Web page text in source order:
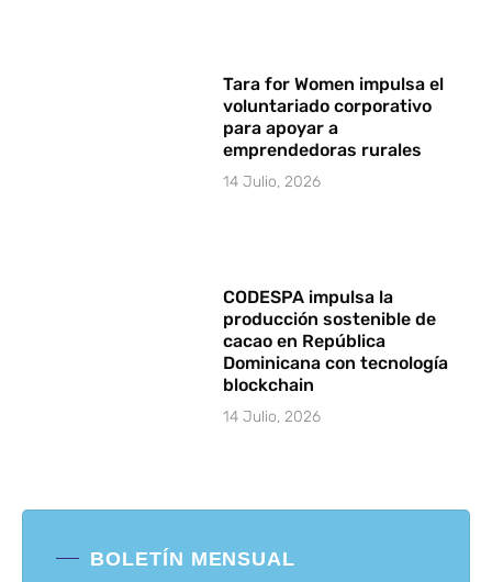
Tara for Women impulsa el
voluntariado corporativo
para apoyar a
emprendedoras rurales
14 Julio, 2026
CODESPA impulsa la
producción sostenible de
cacao en República
Dominicana con tecnología
blockchain
14 Julio, 2026
BOLETÍN MENSUAL